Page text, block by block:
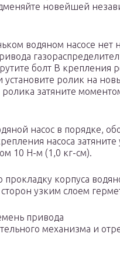
новейшей
водяном насосе нет
болт В крепления
установите ролик на
затяните
насос в порядке,
насоса
10 Н-м (1,0 кг-см).
корпуса
узким слоем
привода
механизма и